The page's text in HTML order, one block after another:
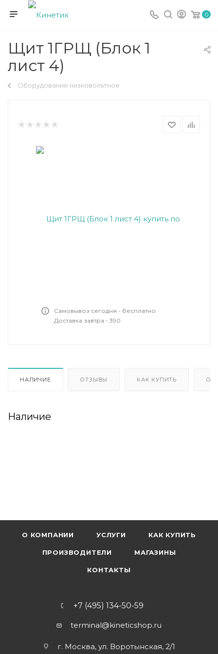
0
Щит 1ГРЩ (Блок 1
лист 4)
Оборудование низковольтное
Самовывоз сегодня - бесплатно
Доставка завтра - 390
НАЛИЧИЕ ОТЗЫВЫ КАК КУПИТЬ
Наличие
О КОМПАНИИ УСЛУГИ КАК КУПИТЬ
ПРОИЗВОДИТЕЛИ МАГАЗИНЫ
КОНТАКТЫ
+7 (495) 134-50-59
terminal@kineticshop.ru
г. Москва, ул. Воротынская, 2/1